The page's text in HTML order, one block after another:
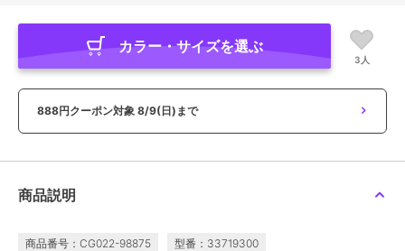
カラー・サイズを選ぶ
3人
888円クーポン対象 8/9(日)まで
商品説明
商品番号：CG022-98875 型番：33719300